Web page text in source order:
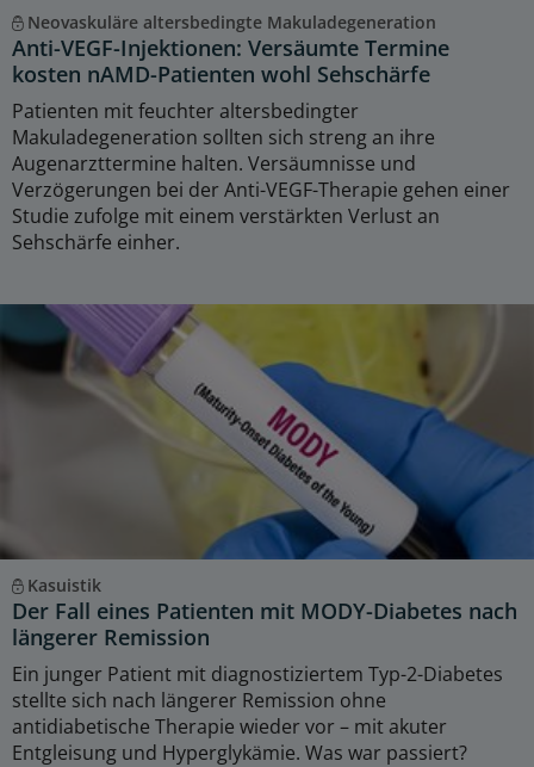
Neovaskuläre altersbedingte Makuladegeneration
Anti-VEGF-Injektionen: Versäumte Termine
kosten nAMD-Patienten wohl Sehschärfe
Patienten mit feuchter altersbedingter
Makuladegeneration sollten sich streng an ihre
Augenarzttermine halten. Versäumnisse und
Verzögerungen bei der Anti-VEGF-Therapie gehen einer
Studie zufolge mit einem verstärkten Verlust an
Sehschärfe einher.
Kasuistik
Der Fall eines Patienten mit MODY-Diabetes nach
längerer Remission
Ein junger Patient mit diagnostiziertem Typ-2-Diabetes
stellte sich nach längerer Remission ohne
antidiabetische Therapie wieder vor – mit akuter
Entgleisung und Hyperglykämie. Was war passiert?